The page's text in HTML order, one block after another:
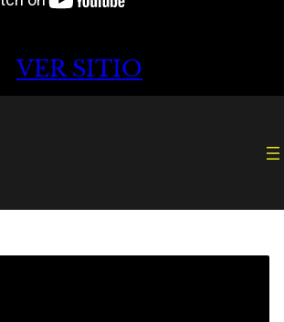
VER SITIO